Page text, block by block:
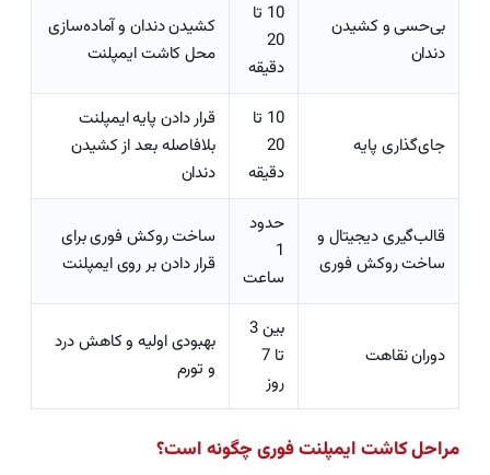
بی‌حسی و کشیدن
دندان
10 تا
20
دقیقه
کشیدن دندان و آماده‌سازی
محل کاشت ایمپلنت
جای‌گذاری پایه
10 تا
20
دقیقه
قرار دادن پایه ایمپلنت
بلافاصله بعد از کشیدن
دندان
قالب‌گیری دیجیتال و
ساخت روکش فوری
حدود
1
ساعت
ساخت روکش فوری برای
قرار دادن بر روی ایمپلنت
دوران نقاهت
بین 3
تا 7
روز
بهبودی اولیه و کاهش درد
و تورم
مراحل کاشت ایمپلنت فوری چگونه است؟